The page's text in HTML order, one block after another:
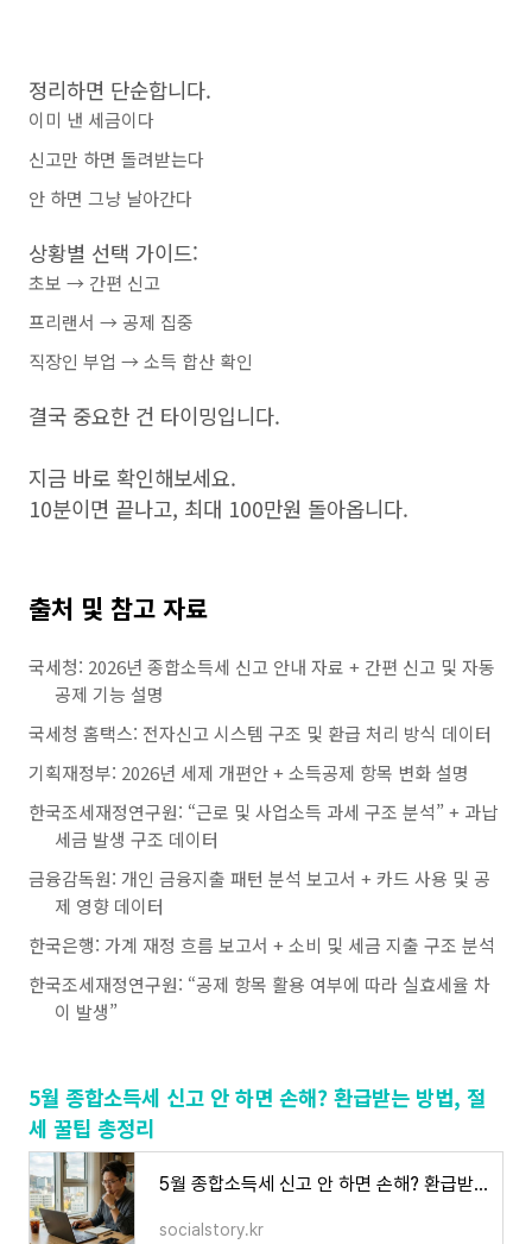
정리하면 단순합니다.
이미 낸 세금이다
신고만 하면 돌려받는다
안 하면 그냥 날아간다
상황별 선택 가이드:
초보 → 간편 신고
프리랜서 → 공제 집중
직장인 부업 → 소득 합산 확인
결국 중요한 건 타이밍입니다.
지금 바로 확인해보세요.
10분이면 끝나고, 최대 100만원 돌아옵니다.
출처 및 참고 자료
국세청: 2026년 종합소득세 신고 안내 자료 + 간편 신고 및 자동
공제 기능 설명
국세청 홈택스: 전자신고 시스템 구조 및 환급 처리 방식 데이터
기획재정부: 2026년 세제 개편안 + 소득공제 항목 변화 설명
한국조세재정연구원: “근로 및 사업소득 과세 구조 분석” + 과납
세금 발생 구조 데이터
금융감독원: 개인 금융지출 패턴 분석 보고서 + 카드 사용 및 공
제 영향 데이터
한국은행: 가계 재정 흐름 보고서 + 소비 및 세금 지출 구조 분석
한국조세재정연구원: “공제 항목 활용 여부에 따라 실효세율 차
이 발생”
5월 종합소득세 신고 안 하면 손해? 환급받는 방법, 절
세 꿀팁 총정리
5월 종합소득세 신고 안 하면 손해? 환급받는 방법, 절세 꿀팁 총정리
socialstory.kr